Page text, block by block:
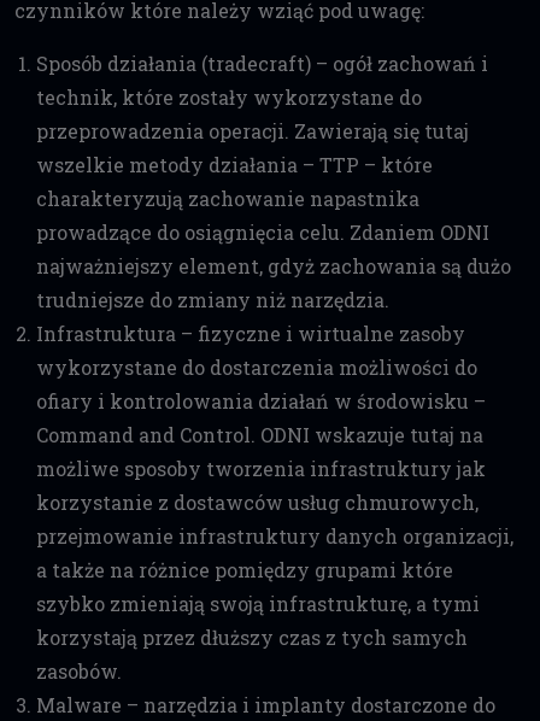
czynników które należy wziąć pod uwagę:
Sposób działania (tradecraft) – ogół zachowań i
technik, które zostały wykorzystane do
przeprowadzenia operacji. Zawierają się tutaj
wszelkie metody działania – TTP – które
charakteryzują zachowanie napastnika
prowadzące do osiągnięcia celu. Zdaniem ODNI
najważniejszy element, gdyż zachowania są dużo
trudniejsze do zmiany niż narzędzia.
Infrastruktura – fizyczne i wirtualne zasoby
wykorzystane do dostarczenia możliwości do
ofiary i kontrolowania działań w środowisku –
Command and Control. ODNI wskazuje tutaj na
możliwe sposoby tworzenia infrastruktury jak
korzystanie z dostawców usług chmurowych,
przejmowanie infrastruktury danych organizacji,
a także na różnice pomiędzy grupami które
szybko zmieniają swoją infrastrukturę, a tymi
korzystają przez dłuższy czas z tych samych
zasobów.
Malware – narzędzia i implanty dostarczone do